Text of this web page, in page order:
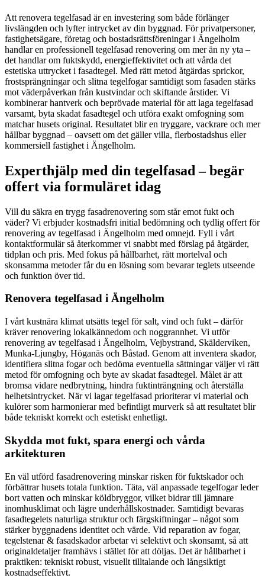
Att renovera tegelfasad är en investering som både förlänger
livslängden och lyfter intrycket av din byggnad. För privatpersoner,
fastighetsägare, företag och bostadsrättsföreningar i Ängelholm
handlar en professionell tegelfasad renovering om mer än ny yta –
det handlar om fuktskydd, energieffektivitet och att vårda det
estetiska uttrycket i fasadtegel. Med rätt metod åtgärdas sprickor,
frostsprängningar och slitna tegelfogar samtidigt som fasaden stärks
mot väderpåverkan från kustvindar och skiftande årstider. Vi
kombinerar hantverk och beprövade material för att laga tegelfasad
varsamt, byta skadat fasadtegel och utföra exakt omfogning som
matchar husets original. Resultatet blir en tryggare, vackrare och mer
hållbar byggnad – oavsett om det gäller villa, flerbostadshus eller
kommersiell fastighet i Ängelholm.
Experthjälp med din tegelfasad – begär
offert via formuläret idag
Vill du säkra en trygg fasadrenovering som står emot fukt och
väder? Vi erbjuder kostnadsfri initial bedömning och tydlig offert för
renovering av tegelfasad i Ängelholm med omnejd. Fyll i vårt
kontaktformulär så återkommer vi snabbt med förslag på åtgärder,
tidplan och pris. Med fokus på hållbarhet, rätt mortelval och
skonsamma metoder får du en lösning som bevarar teglets utseende
och funktion över tid.
Renovera tegelfasad i Ängelholm
I vårt kustnära klimat utsätts tegel för salt, vind och fukt – därför
kräver renovering lokalkännedom och noggrannhet. Vi utför
renovering av tegelfasad i Ängelholm, Vejbystrand, Skälderviken,
Munka-Ljungby, Höganäs och Båstad. Genom att inventera skador,
identifiera slitna fogar och bedöma eventuella sättningar väljer vi rätt
metod för omfogning och byte av skadat fasadtegel. Målet är att
bromsa vidare nedbrytning, hindra fuktinträngning och återställa
helhetsintrycket. När vi lagar tegelfasad prioriterar vi material och
kulörer som harmonierar med befintligt murverk så att resultatet blir
både tekniskt korrekt och estetiskt enhetligt.
Skydda mot fukt, spara energi och vårda
arkitekturen
En väl utförd fasadrenovering minskar risken för fuktskador och
förbättrar husets totala funktion. Täta, väl anpassade tegelfogar leder
bort vatten och minskar köldbryggor, vilket bidrar till jämnare
inomhusklimat och lägre underhållskostnader. Samtidigt bevaras
fasadtegelets naturliga struktur och färgskiftningar – något som
stärker byggnadens identitet och värde. Vid reparation av fogar,
tegelstenar & fasadskador arbetar vi selektivt och skonsamt, så att
originaldetaljer framhävs i stället för att döljas. Det är hållbarhet i
praktiken: tekniskt robust, visuellt tilltalande och långsiktigt
kostnadseffektivt.